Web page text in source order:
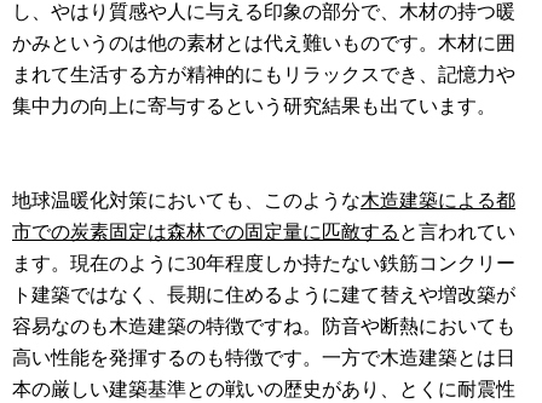
し、やはり質感や人に与える印象の部分で、木材の持つ暖
かみというのは他の素材とは代え難いものです。木材に囲
まれて生活する方が精神的にもリラックスでき、記憶力や
集中力の向上に寄与するという研究結果も出ています。
地球温暖化対策においても、このような木造建築による都
市での炭素固定は森林での固定量に匹敵する と言われてい
ます。現在のように30年程度しか持たない鉄筋コンクリー
ト建築ではなく、長期に住めるように建て替えや増改築が
容易なのも木造建築の特徴ですね。防音や断熱においても
高い性能を発揮するのも特徴です。一方で木造建築とは日
本の厳しい建築基準との戦いの歴史があり、とくに耐震性